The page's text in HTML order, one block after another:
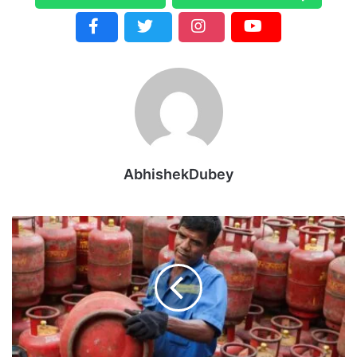
AbhishekDubey
छ
त्ती
स
ग
ढ़
में
₹